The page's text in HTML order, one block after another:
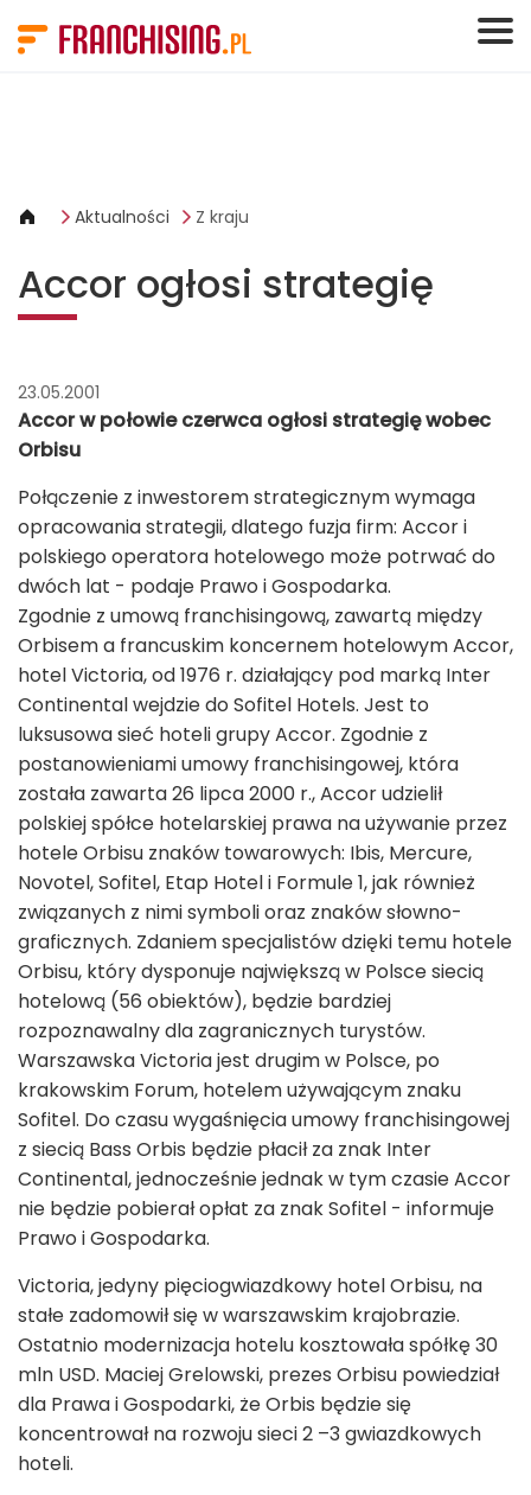
Aktualności Z kraju
Accor ogłosi strategię
23.05.2001
Accor w połowie czerwca ogłosi strategię wobec
Orbisu
Połączenie z inwestorem strategicznym wymaga
opracowania strategii, dlatego fuzja firm: Accor i
polskiego operatora hotelowego może potrwać do
dwóch lat - podaje Prawo i Gospodarka.
Zgodnie z umową franchisingową, zawartą między
Orbisem a francuskim koncernem hotelowym Accor,
hotel Victoria, od 1976 r. działający pod marką Inter
Continental wejdzie do Sofitel Hotels. Jest to
luksusowa sieć hoteli grupy Accor. Zgodnie z
postanowieniami umowy franchisingowej, która
została zawarta 26 lipca 2000 r., Accor udzielił
polskiej spółce hotelarskiej prawa na używanie przez
hotele Orbisu znaków towarowych: Ibis, Mercure,
Novotel, Sofitel, Etap Hotel i Formule 1, jak również
związanych z nimi symboli oraz znaków słowno-
graficznych. Zdaniem specjalistów dzięki temu hotele
Orbisu, który dysponuje największą w Polsce siecią
hotelową (56 obiektów), będzie bardziej
rozpoznawalny dla zagranicznych turystów.
Warszawska Victoria jest drugim w Polsce, po
krakowskim Forum, hotelem używającym znaku
Sofitel. Do czasu wygaśnięcia umowy franchisingowej
z siecią Bass Orbis będzie płacił za znak Inter
Continental, jednocześnie jednak w tym czasie Accor
nie będzie pobierał opłat za znak Sofitel - informuje
Prawo i Gospodarka.
Victoria, jedyny pięciogwiazdkowy hotel Orbisu, na
stałe zadomowił się w warszawskim krajobrazie.
Ostatnio modernizacja hotelu kosztowała spółkę 30
mln USD. Maciej Grelowski, prezes Orbisu powiedział
dla Prawa i Gospodarki, że Orbis będzie się
koncentrował na rozwoju sieci 2 –3 gwiazdkowych
hoteli.